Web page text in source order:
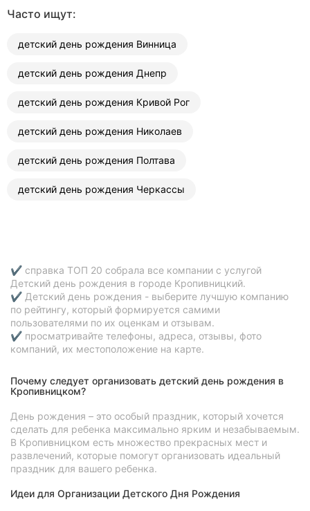
Часто ищут:
детский день рождения Винница
детский день рождения Днепр
детский день рождения Кривой Рог
детский день рождения Николаев
детский день рождения Полтава
детский день рождения Черкассы
✔ справка ТОП 20 собрала все компании с услугой
Детский день рождения в городе Кропивницкий.
✔ Детский день рождения - выберите лучшую компанию
по рейтингу, который формируется самими
пользователями по их оценкам и отзывам.
✔ просматривайте телефоны, адреса, отзывы, фото
компаний, их местоположение на карте.
Почему следует организовать детский день рождения в
Кропивницком?
День рождения – это особый праздник, который хочется
сделать для ребенка максимально ярким и незабываемым.
В Кропивницком есть множество прекрасных мест и
развлечений, которые помогут организовать идеальный
праздник для вашего ребенка.
Идеи для Организации Детского Дня Рождения